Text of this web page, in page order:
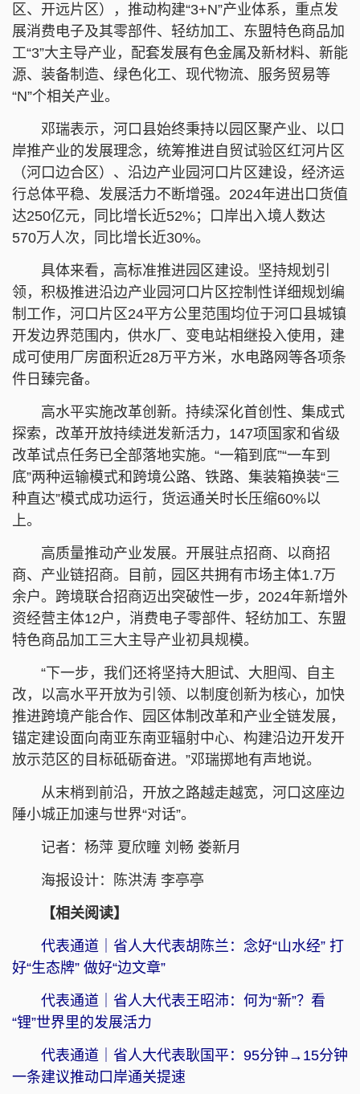
区、开远片区），推动构建“3+N”产业体系，重点发
展消费电子及其零部件、轻纺加工、东盟特色商品加
工“3”大主导产业，配套发展有色金属及新材料、新能
源、装备制造、绿色化工、现代物流、服务贸易等
“N”个相关产业。
邓瑞表示，河口县始终秉持以园区聚产业、以口
岸推产业的发展理念，统筹推进自贸试验区红河片区
（河口边合区）、沿边产业园河口片区建设，经济运
行总体平稳、发展活力不断增强。2024年进出口货值
达250亿元，同比增长近52%；口岸出入境人数达
570万人次，同比增长近30%。
具体来看，高标准推进园区建设。坚持规划引
领，积极推进沿边产业园河口片区控制性详细规划编
制工作，河口片区24平方公里范围均位于河口县城镇
开发边界范围内，供水厂、变电站相继投入使用，建
成可使用厂房面积近28万平方米，水电路网等各项条
件日臻完备。
高水平实施改革创新。持续深化首创性、集成式
探索，改革开放持续迸发新活力，147项国家和省级
改革试点任务已全部落地实施。“一箱到底”“一车到
底”两种运输模式和跨境公路、铁路、集装箱换装“三
种直达”模式成功运行，货运通关时长压缩60%以
上。
高质量推动产业发展。开展驻点招商、以商招
商、产业链招商。目前，园区共拥有市场主体1.7万
余户。跨境联合招商迈出突破性一步，2024年新增外
资经营主体12户，消费电子零部件、轻纺加工、东盟
特色商品加工三大主导产业初具规模。
“下一步，我们还将坚持大胆试、大胆闯、自主
改，以高水平开放为引领、以制度创新为核心，加快
推进跨境产能合作、园区体制改革和产业全链发展，
锚定建设面向南亚东南亚辐射中心、构建沿边开发开
放示范区的目标砥砺奋进。”邓瑞掷地有声地说。
从末梢到前沿，开放之路越走越宽，河口这座边
陲小城正加速与世界“对话”。
记者：杨萍 夏欣瞳 刘畅 娄新月
海报设计：陈洪涛 李亭亭
【相关阅读】
代表通道｜省人大代表胡陈兰：念好“山水经” 打
好“生态牌” 做好“边文章​”
代表通道｜省人大代表王昭沛：何为“新”？看
“锂”世界里的发展活力
代表通道｜省人大代表耿国平：95分钟→15分钟
一条建议推动口岸通关提速